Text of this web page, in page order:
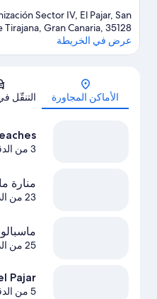
Sector IV, El Pajar, San
Gran Canaria, 35128
عرض في الخريطة
الأماكن المجاورة التنقّل
3 من الدقائق سيرًا على الأقدام
منارة
23 من الدقائق بالسيارة
25 من الدقائق بالسيارة
Pajar
5 من الدقائق سيرًا على الأقدام